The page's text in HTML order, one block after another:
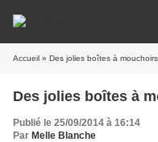
Accueil » Des jolies boîtes à
Des jolies boîtes à
Publié le 25/09/2014 à 16:14
Par Melle Blanche